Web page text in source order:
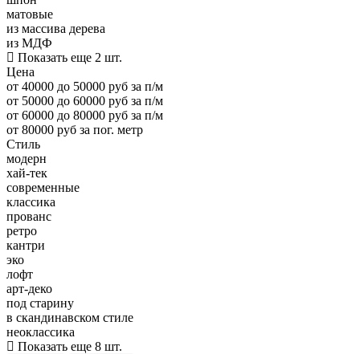
матовые
из массива дерева
из МДФ
Показать еще 2 шт.
Цена
от 40000 до 50000 руб за п/м
от 50000 до 60000 руб за п/м
от 60000 до 80000 руб за п/м
от 80000 руб за пог. метр
Стиль
модерн
хай-тек
современные
классика
прованс
ретро
кантри
эко
лофт
арт-деко
под старину
в скандинавском стиле
неоклассика
Показать еще 8 шт.